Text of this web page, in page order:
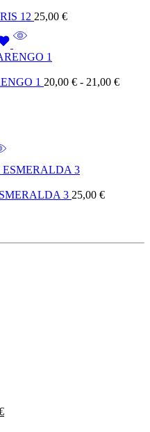
12 25,00 €
1 20,00 € - 21,00 €
3 25,00 €